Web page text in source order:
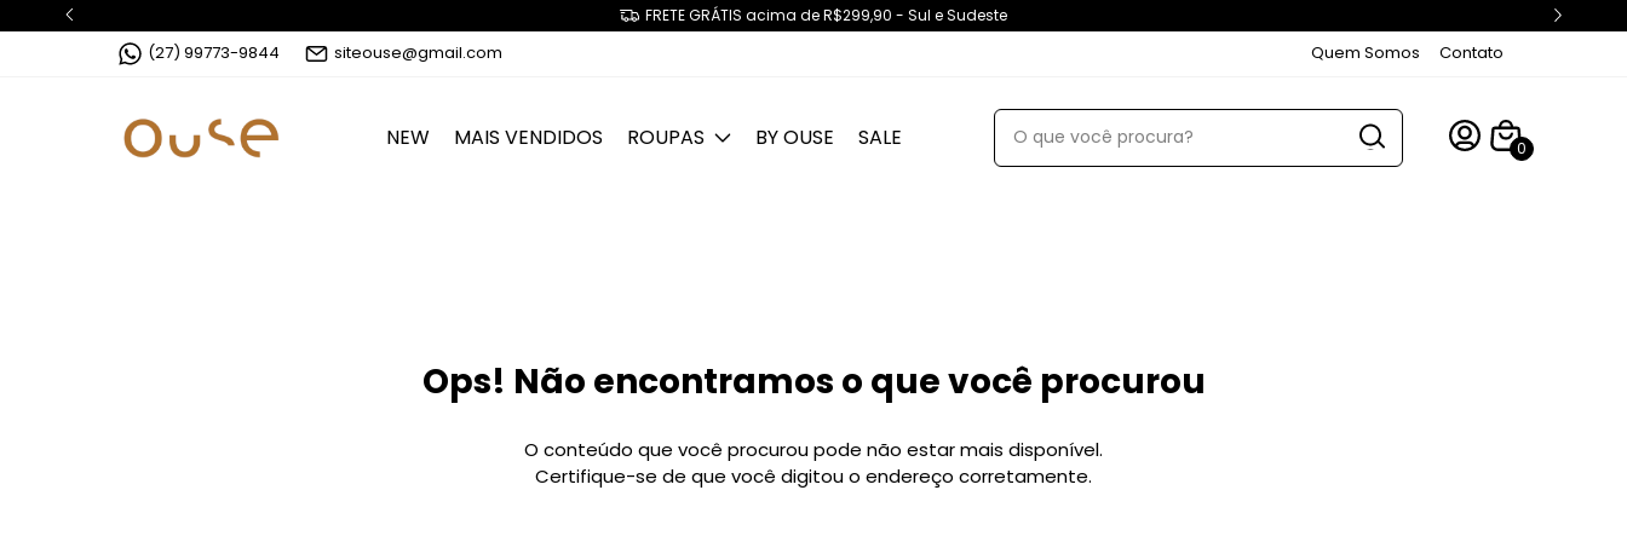
FRETE GRÁTIS acima de R$299,90 - Sul e Sudeste
(27) 99773-9844 siteouse@gmail.com Quem Somos Contato
NEW MAIS VENDIDOS ROUPAS BY OUSE SALE 0
Ops! Não encontramos o que você procurou
O conteúdo que você procurou pode não estar mais disponível.
Certifique-se de que você digitou o endereço corretamente.